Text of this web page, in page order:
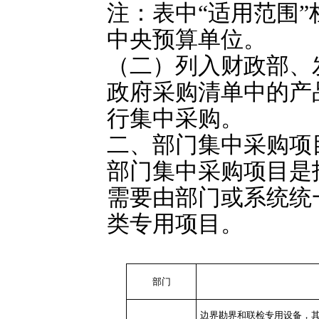
注：表中“适用范围
中央预算单位。
（二）列入财政部
政府采购清单中的
行集中采购。
二、部门集中采购项
部门集中采购项目
需要由部门或系统
类专用项目。
部门
边界勘界和联检专用设备，